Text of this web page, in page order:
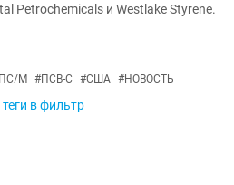
Petrochemicals и Westlake Styrene.
М #ПСВ-С #США #НОВОСТЬ
в фильтр